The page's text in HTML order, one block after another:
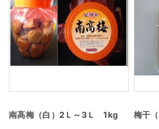
南高梅（白）2Ｌ～3Ｌ 1kg 梅干